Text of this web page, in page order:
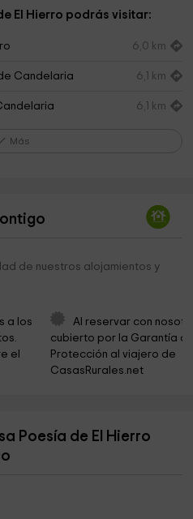
El Hierro podrás visitar:
6,0 km
Candelaria 6,1 km
6,1 km
Julan 6,7 km
9,7 km
10,5 km
Más
de nuestros alojamientos y
a los
el
Al reservar con
cubierto por la Garantía
Protección al viajero de
CasasRurales.net
Poesía de El Hierro